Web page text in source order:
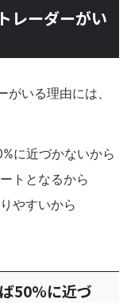
レーダーがい
いる理由には、
に近づかないから
トとなるから
やすいから
50%に近づ